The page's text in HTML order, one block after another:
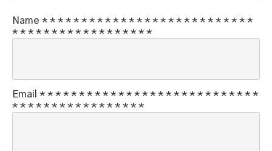
Name * * * * * * * * * * * * * * * * * * * * * * * * * * *
* * * * * * * * * * * * * * * * * *
Email * * * * * * * * * * * * * * * * * * * * * * * * * * * *
* * * * * * * * * * * * * * * * *